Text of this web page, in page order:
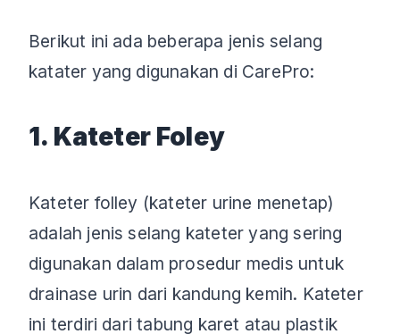
Berikut ini ada beberapa jenis selang
katater yang digunakan di CarePro:
1. Kateter Foley
Kateter folley (kateter urine menetap)
adalah jenis selang kateter yang sering
digunakan dalam prosedur medis untuk
drainase urin dari kandung kemih. Kateter
ini terdiri dari tabung karet atau plastik